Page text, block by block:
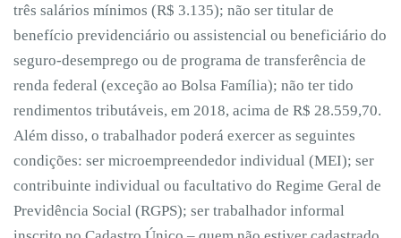
três salários mínimos (R$ 3.135); não ser titular de
benefício previdenciário ou assistencial ou beneficiário do
seguro-desemprego ou de programa de transferência de
renda federal (exceção ao Bolsa Família); não ter tido
rendimentos tributáveis, em 2018, acima de R$ 28.559,70.
Além disso, o trabalhador poderá exercer as seguintes
condições: ser microempreendedor individual (MEI); ser
contribuinte individual ou facultativo do Regime Geral de
Previdência Social (RGPS); ser trabalhador informal